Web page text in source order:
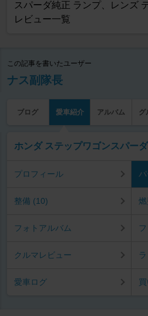
スパーダ純正 ランプ、レンズ
レビュー一覧
この記事を書いたユーザー
ナス副隊長
ブログ 愛車紹介 アルバム グ
ホンダ ステップワゴンスパーダ
プロフィール
整備 (10)
フォトアルバム
クルマレビュー
愛車ログ